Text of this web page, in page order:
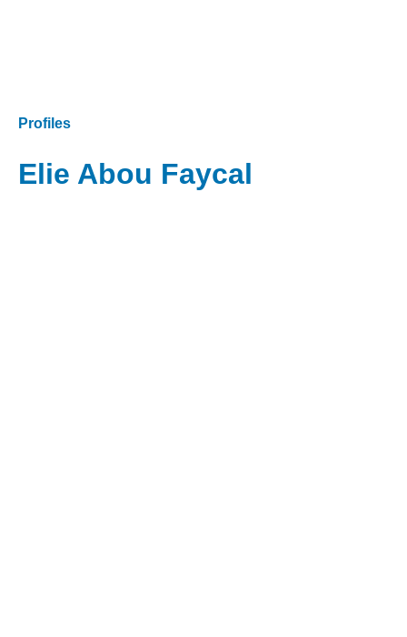
Profiles
Elie Abou Faycal